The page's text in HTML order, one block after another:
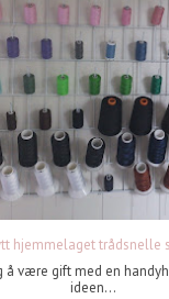
hjemmelaget trådsnelle
å være gift med en
ideen...